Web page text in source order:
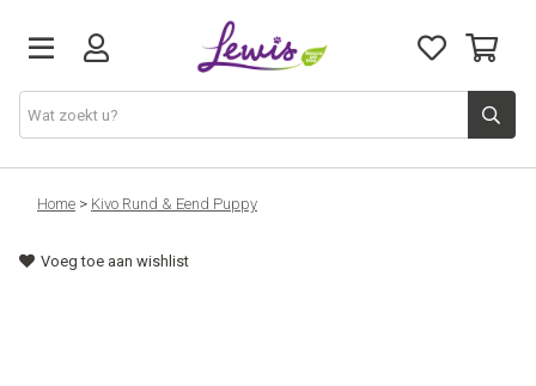
Honden
Katten
Home > Kivo Rund & Eend Puppy
Voeg toe aan wishlist